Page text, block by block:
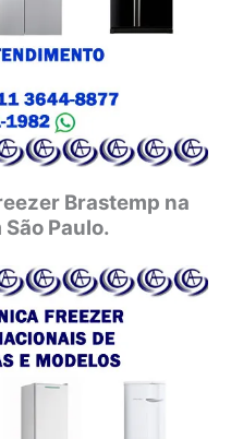
Brastemp na
Paulo.